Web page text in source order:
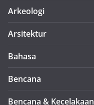
Arkeologi
Arsitektur
Bahasa
Bencana
Bencana & Kecelakaan